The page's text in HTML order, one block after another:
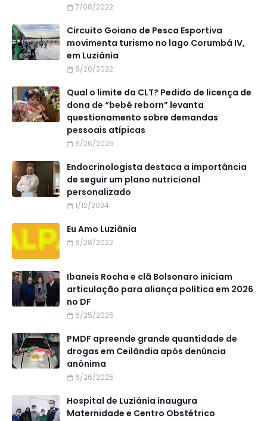
7/08/2022
Circuito Goiano de Pesca Esportiva
movimenta turismo no lago Corumbá IV,
em Luziânia
8/20/2022
Qual o limite da CLT? Pedido de licença de
dona de “bebê reborn” levanta
questionamento sobre demandas
pessoais atípicas
6/26/2025
Endocrinologista destaca a importância
de seguir um plano nutricional
personalizado
1/12/2024
Eu Amo Luziânia
6/28/2022
Ibaneis Rocha e clã Bolsonaro iniciam
articulação para aliança política em 2026
no DF
6/25/2025
PMDF apreende grande quantidade de
drogas em Ceilândia após denúncia
anônima
6/26/2025
Hospital de Luziânia inaugura
Maternidade e Centro Obstétrico